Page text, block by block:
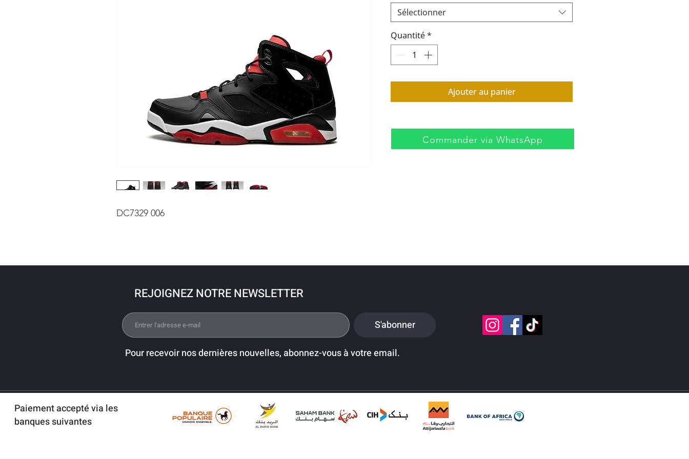
DC7329 006
Sélectionner
Quantité*
Ajouter au panier
Commander via WhatsApp
REJOIGNEZ NOTRE NEWSLETTER
S'abonner
Pour recevoir nos dernières nouvelles, abonnez-vous à votre email.
Paiement accepté via les
banques suivantes